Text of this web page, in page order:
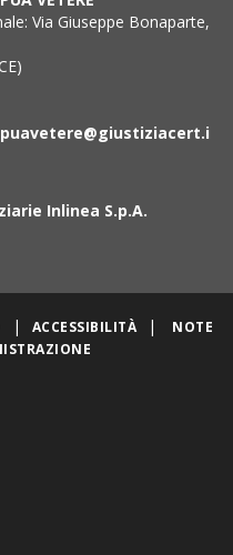
Via Giuseppe Bonaparte,
Inlinea S.p.A.
| ACCESSIBILITÀ |
NOTE